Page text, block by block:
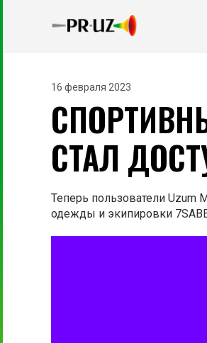
16 февраля 2023
СТАЛ
Теперь пользователи Uzum
одежды и экипировки